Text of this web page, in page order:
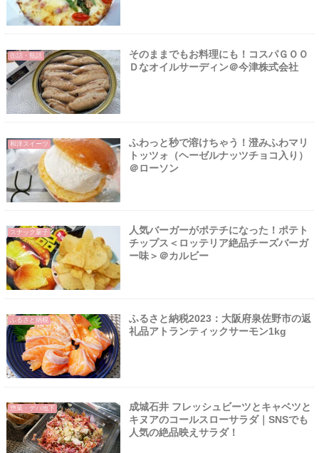
缶詰・瓶詰
そのままでもお料理にも！コスパＧＯＯ
Ｄなオイルサーディン＠今津株式会社
和洋スイーツ
ふわっと秒で溶けちゃう！澄みふわマリ
トッツォ（ヘーゼルナッツチョコ入り）
＠ローソン
スナック菓子
人気バーガーがポテチになった！ポテト
チップス＜ロッテリア絶品チーズバーガ
ー味＞＠カルビー
ふるさと納税
ふるさと納税2023：大阪府泉佐野市の返
礼品アトランティックサーモン1kg
惣菜・デパ地下
成城石井 フレッシュビーツとキャベツと
キヌアのコールスローサラダ｜SNSでも
人気の絶品映えサラダ！